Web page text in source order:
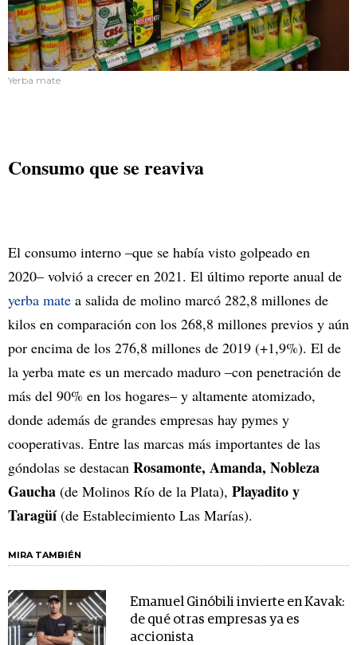
Yerba mate
Consumo que se reaviva
El consumo interno –que se había visto golpeado en
2020– volvió a crecer en 2021. El último reporte anual de
yerba mate a salida de molino marcó 282,8 millones de
kilos en comparación con los 268,8 millones previos y aún
por encima de los 276,8 millones de 2019 (+1,9%). El de
la yerba mate es un mercado maduro –con penetración de
más del 90% en los hogares– y altamente atomizado,
donde además de grandes empresas hay pymes y
cooperativas. Entre las marcas más importantes de las
góndolas se destacan Rosamonte, Amanda, Nobleza
Gaucha (de Molinos Río de la Plata), Playadito y
Taragüí(de Establecimiento Las Marías).
MIRA TAMBIÉN
Emanuel Ginóbili invierte en Kavak:
de qué otras empresas ya es
accionista